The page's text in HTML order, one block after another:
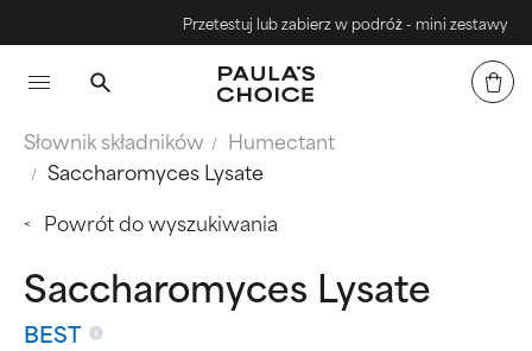
Przetestuj lub zabierz w podróż - mini zestawy
Słownik składników
Humectant
Saccharomyces Lysate
Powrót do wyszukiwania
Saccharomyces Lysate
BEST